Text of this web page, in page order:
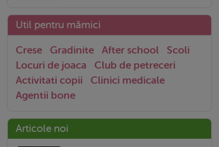
Util pentru mămici
Crese Gradinite After school
Scoli
Locuri de joaca
Club de petreceri
Activitati copii
Clinici medicale
Agentii bone
Articole noi